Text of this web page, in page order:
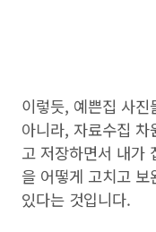
이렇듯, 예쁜집 사
아니라, 자료수집
고 저장하면서 내가
을 어떻게 고치고
있다는 것입니다.